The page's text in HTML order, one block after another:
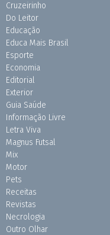
Cruzeirinho
Do Leitor
Educação
Educa Mais Brasil
Esporte
Economia
Editorial
Exterior
Guia Saúde
Informação Livre
Letra Viva
Magnus Futsal
Mix
Motor
Pets
Receitas
Revistas
Necrologia
Outro Olhar